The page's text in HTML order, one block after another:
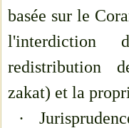
basée sur le
l'interdiction
redistribution
zakat) et la
·